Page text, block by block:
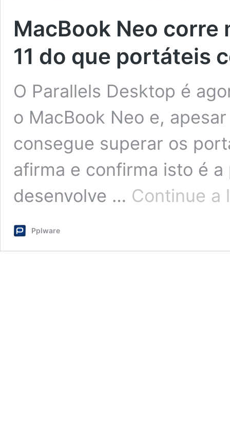
MacBook Neo
11 do que portáteis
O Parallels Desktop é
o MacBook Neo e,
consegue superar os
afirma e confirma isto é
desenvolve … Continue a
Pplware